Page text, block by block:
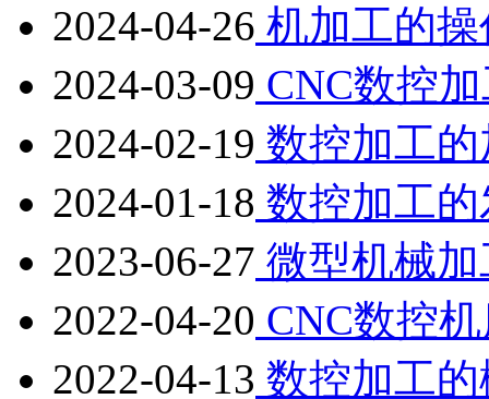
2024-04-26 机加工的
2024-03-09 CNC数控
2024-02-19 数控加工
2024-01-18 数控加工
2023-06-27 微型机械
2022-04-20 CNC数控
2022-04-13 数控加工